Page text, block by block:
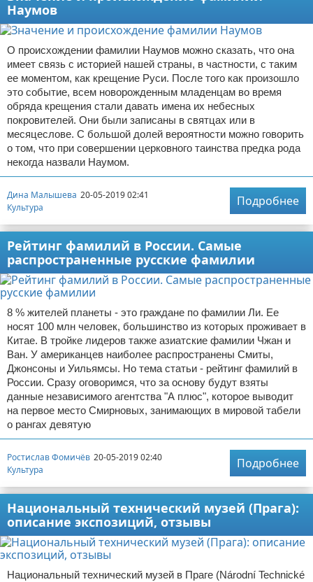
Наумов
О происхождении фамилии Наумов можно сказать, что она
имеет связь с историей нашей страны, в частности, с таким
ее моментом, как крещение Руси. После того как произошло
это событие, всем новорожденным младенцам во время
обряда крещения стали давать имена их небесных
покровителей. Они были записаны в святцах или в
месяцеслове. С большой долей вероятности можно говорить
о том, что при совершении церковного таинства предка рода
некогда назвали Наумом.
Дина Малышева 20-05-2019 02:41
Культура
Подробнее
Рейтинг фамилий в России. Самые
распространенные русские фамилии
8 % жителей планеты - это граждане по фамилии Ли. Ее
носят 100 млн человек, большинство из которых проживает в
Китае. В тройке лидеров также азиатские фамилии Чжан и
Ван. У американцев наиболее распространены Смиты,
Джонсоны и Уильямсы. Но тема статьи - рейтинг фамилий в
России. Сразу оговоримся, что за основу будут взяты
данные независимого агентства "А плюс", которое выводит
на первое место Смирновых, занимающих в мировой табели
о рангах девятую
Ростислав Фомичёв 20-05-2019 02:40
Культура
Подробнее
Национальный технический музей (Прага):
описание экспозиций, отзывы
Национальный технический музей в Праге (Národní Technické